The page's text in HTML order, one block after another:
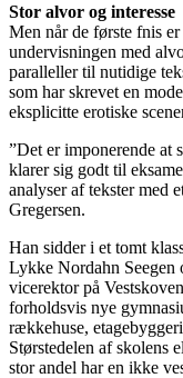
Stor alvor og interesse
Men når de første fnis
undervisningen med
paralleller til nutidige
som har skrevet en
eksplicitte erotiske
”Det er imponerende at
klarer sig godt til
analyser af tekster med
Gregersen.
Han sidder i et tomt
Lykke Nordahn Seegen
vicerektor på
forholdsvis nye
rækkehuse,
Størstedelen af skolens
stor andel har en ikke